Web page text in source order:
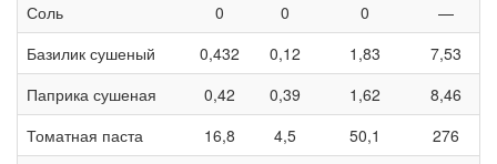
Соль
0 0 0
—
Базилик сушеный
0,432 0,12 1,83
7,53
Паприка сушеная
0,42 0,39 1,62
8,46
Томатная паста
16,8 4,5 50,1
276